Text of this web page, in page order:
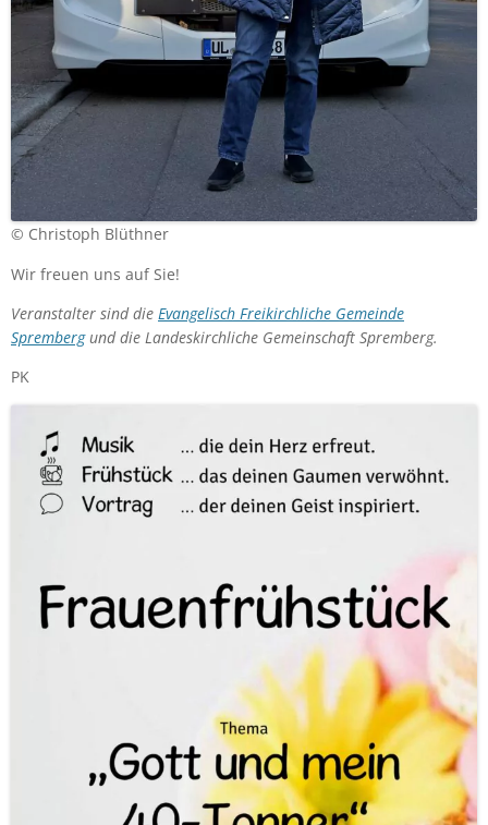
© Christoph Blüthner
Wir freuen uns auf Sie!
Veranstalter sind die Evangelisch Freikirchliche Gemeinde
Sprembergund die Landeskirchliche Gemeinschaft Spremberg.
PK